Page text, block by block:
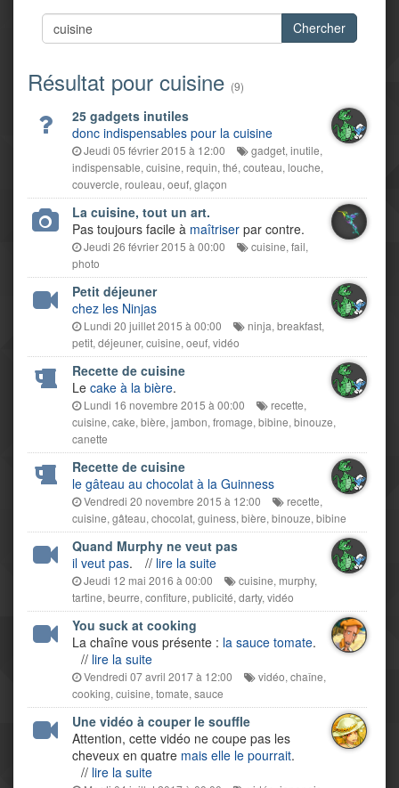
Chercher
Résultat pour cuisine (9)
25 gadgets inutiles
donc indispensables pour la cuisine
Jeudi 05 février 2015 à 12:00 gadget, inutile,
indispensable, cuisine, requin, thé, couteau, louche,
couvercle, rouleau, oeuf, glaçon
La cuisine, tout un art.
Pas toujours facile à maîtriser par contre.
Jeudi 26 février 2015 à 00:00 cuisine, fail,
photo
Petit déjeuner
chez les Ninjas
Lundi 20 juillet 2015 à 00:00 ninja, breakfast,
petit, déjeuner, cuisine, oeuf, vidéo
Recette de cuisine
Le cake à la bière.
Lundi 16 novembre 2015 à 00:00 recette,
cuisine, cake, bière, jambon, fromage, bibine, binouze,
canette
Recette de cuisine
le gâteau au chocolat à la Guinness
Vendredi 20 novembre 2015 à 12:00 recette,
cuisine, gâteau, chocolat, guiness, bière, binouze, bibine
Quand Murphy ne veut pas
il veut pas. // lire la suite
Jeudi 12 mai 2016 à 00:00 cuisine, murphy,
tartine, beurre, confiture, publicité, darty, vidéo
You suck at cooking
La chaîne vous présente : la sauce tomate.
// lire la suite
Vendredi 07 avril 2017 à 12:00 vidéo, chaîne,
cooking, cuisine, tomate, sauce
Une vidéo à couper le souffle
Attention, cette vidéo ne coupe pas les
cheveux en quatre mais elle le pourrait.
// lire la suite